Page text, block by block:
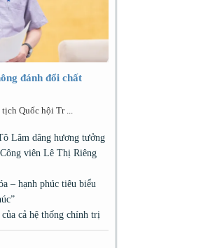
đánh đổi chất
Quốc hội Tr ...
Lâm dâng hương tưởng
viên Lê Thị Riêng
– hạnh phúc tiêu biểu
cả hệ thống chính trị